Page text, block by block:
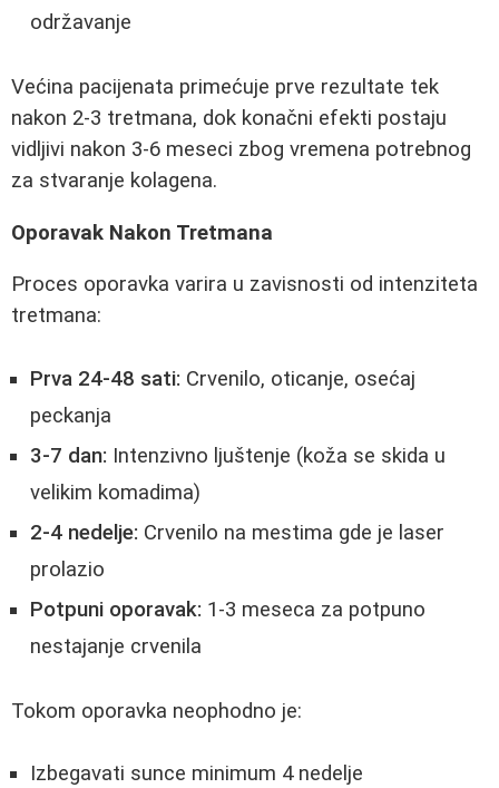
održavanje
Većina pacijenata primećuje prve rezultate tek
nakon 2-3 tretmana, dok konačni efekti postaju
vidljivi nakon 3-6 meseci zbog vremena potrebnog
za stvaranje kolagena.
Oporavak Nakon Tretmana
Proces oporavka varira u zavisnosti od intenziteta
tretmana:
Prva 24-48 sati: Crvenilo, oticanje, osećaj
peckanja
3-7 dan: Intenzivno ljuštenje (koža se skida u
velikim komadima)
2-4 nedelje: Crvenilo na mestima gde je laser
prolazio
Potpuni oporavak: 1-3 meseca za potpuno
nestajanje crvenila
Tokom oporavka neophodno je:
Izbegavati sunce minimum 4 nedelje